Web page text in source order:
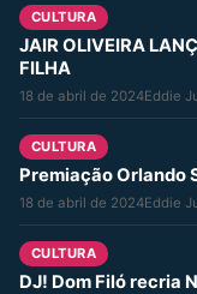
CULTURA
JAIR OLIVEIRA
FILHA
18 de abril de 2024Eddie
CULTURA
Premiação Orlando
18 de abril de 2024Eddie
CULTURA
DJ! Dom Filó recria